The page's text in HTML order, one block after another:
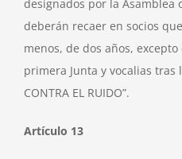
designados por la Asamblea
deberán recaer en socios
menos, de dos años,
primera Junta y vocalias tras
CONTRA EL RUIDO”.
Artículo 13